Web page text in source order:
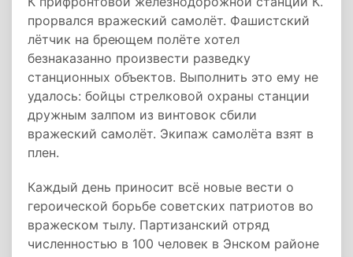
прорвался вражеский самолёт. Фашистский
лётчик на бреющем полёте хотел
безнаказанно произвести разведку
станционных объектов. Выполнить это ему не
удалось: бойцы стрелковой охраны станции
дружным залпом из винтовок сбили
вражеский самолёт. Экипаж самолёта взят в
плен.
Каждый день приносит всё новые вести о
героической борьбе советских патриотов во
вражеском тылу. Партизанский отряд
численностью в 100 человек в Энском районе